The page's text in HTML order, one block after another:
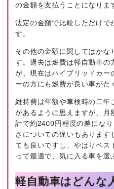
の金額を支払うことになりま
法定の金額で比較しただけで
す。
その他の金額に関してはかな
す。過去は燃費は軽自動車の
が、現在はハイブリッドカー
ーの方にも燃費が良い車がた
維持費は年額や車検時の二年
があるように思えますが、
計で約2400円程度の差にな
さについての違いもあります
ても良いですし、やはりベス
って最適で、気に入る車を選
軽自動車はどんな